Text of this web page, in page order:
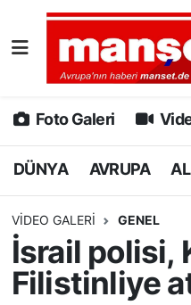
Foto Galeri
DÜNYA AVRUPA
VIDEO GALERI GENEL
İsrail polisi,
Filistinliye
DÜNYA
AVRUPA
ALMANYA
HAMBURG
SPOR
Nöbetçi Eczaneler
Hava Durumu
Namaz Vakitleri
Puan Durumu ve
Tüm Manşetler